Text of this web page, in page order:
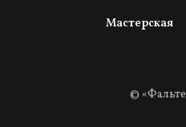
Мастерская
©